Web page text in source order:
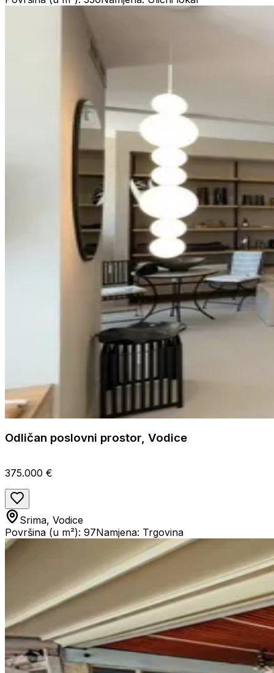
Odličan poslovni prostor, Vodice
375.000 €
Srima, Vodice
Površina (u m²): 97Namjena: Trgovina